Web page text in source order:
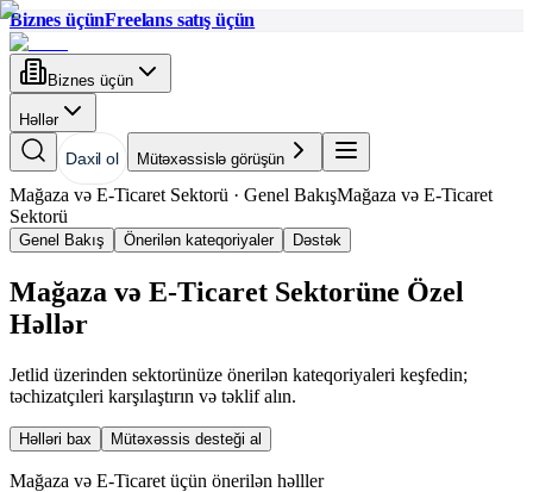
Biznes üçünFreelans satış üçün
Biznes üçün
Həllər
Daxil ol Mütəxəssislə görüşün
Mağaza və E-Ticaret Sektorü · Genel BakışMağaza və E-Ticaret
Sektorü
Genel Bakış Önerilən kateqoriyaler Dəstək
Mağaza və E-Ticaret Sektorüne Özel
Həllər
Jetlid üzerinden sektorünüze önerilən kateqoriyaleri keşfedin;
təchizatçıleri karşılaştırın və təklif alın.
Həlləri bax Mütəxəssis desteği al
Mağaza və E-Ticaret üçün önerilən həlller